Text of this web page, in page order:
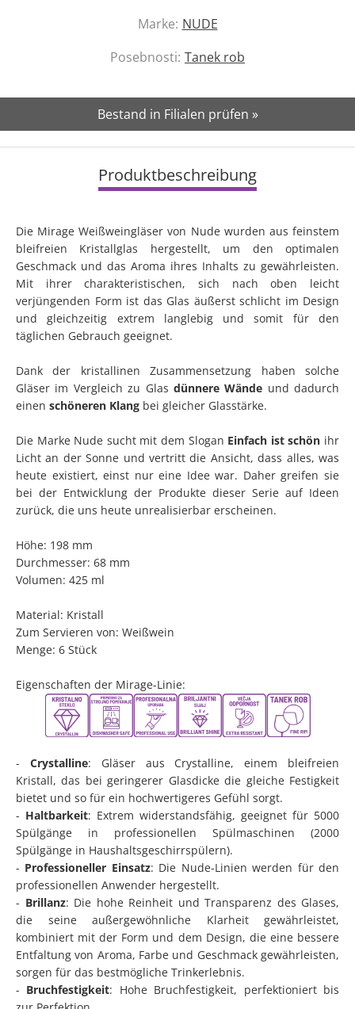
Marke: NUDE
Posebnosti: Tanek rob
Bestand in Filialen prüfen »
Produktbeschreibung
Die Mirage Weißweingläser von Nude wurden aus feinstem
bleifreien Kristallglas hergestellt, um den optimalen
Geschmack und das Aroma ihres Inhalts zu gewährleisten.
Mit ihrer charakteristischen, sich nach oben leicht
verjüngenden Form ist das Glas äußerst schlicht im Design
und gleichzeitig extrem langlebig und somit für den
täglichen Gebrauch geeignet.
Dank der kristallinen Zusammensetzung haben solche
Gläser im Vergleich zu Glas dünnere Wände und dadurch
einen schöneren Klang bei gleicher Glasstärke.
Die Marke Nude sucht mit dem Slogan Einfach ist schön ihr
Licht an der Sonne und vertritt die Ansicht, dass alles, was
heute existiert, einst nur eine Idee war. Daher greifen sie
bei der Entwicklung der Produkte dieser Serie auf Ideen
zurück, die uns heute unrealisierbar erscheinen.
Höhe: 198 mm
Durchmesser: 68 mm
Volumen: 425 ml
Material: Kristall
Zum Servieren von: Weißwein
Menge: 6 Stück
Eigenschaften der Mirage-Linie:
- Crystalline: Gläser aus Crystalline, einem bleifreien
Kristall, das bei geringerer Glasdicke die gleiche Festigkeit
bietet und so für ein hochwertigeres Gefühl sorgt.
- Haltbarkeit: Extrem widerstandsfähig, geeignet für 5000
Spülgänge in professionellen Spülmaschinen (2000
Spülgänge in Haushaltsgeschirrspülern).
- Professioneller Einsatz: Die Nude-Linien werden für den
professionellen Anwender hergestellt.
- Brillanz: Die hohe Reinheit und Transparenz des Glases,
die seine außergewöhnliche Klarheit gewährleistet,
kombiniert mit der Form und dem Design, die eine bessere
Entfaltung von Aroma, Farbe und Geschmack gewährleisten,
sorgen für das bestmögliche Trinkerlebnis.
- Bruchfestigkeit: Hohe Bruchfestigkeit, perfektioniert bis